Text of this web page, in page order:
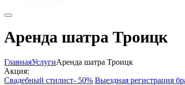
Аренда шатра Троицк
ГлавнаяУслугиАренда шатра Троицк
Акция:
Свадебный стилист- 50% Выездная регистрация